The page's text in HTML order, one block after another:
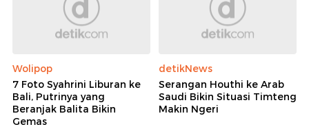
Wolipop
7 Foto Syahrini Liburan ke
Bali, Putrinya yang
Beranjak Balita Bikin
Gemas
detikNews
Serangan Houthi ke Arab
Saudi Bikin Situasi Timteng
Makin Ngeri